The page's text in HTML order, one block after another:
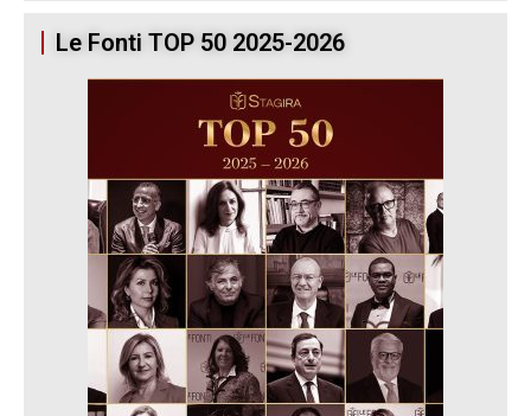
Le Fonti TOP 50 2025-2026